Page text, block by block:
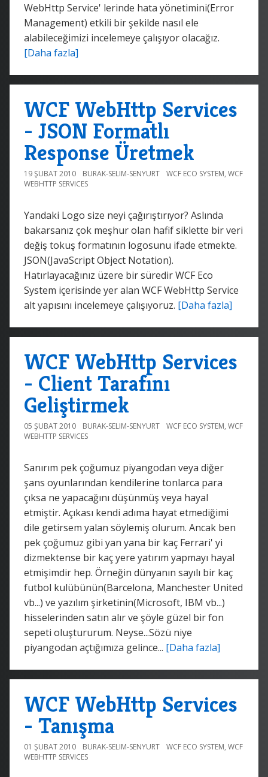
WebHttp Service' lerinde hata yönetimini(Error
Management) etkili bir şekilde nasıl ele
alabileceğimizi incelemeye çalışıyor olacağız.
[Daha fazla]
WCF WebHttp Services
- JSON Formatlı
Response Üretmek
19 ŞUBAT 2010 BURAK-SELIM-SENYURT WCF ECO SYSTEM, WCF
WEBHTTP SERVICES
Yandaki Logo size neyi çağırıştırıyor? Aslında
bakarsanız çok meşhur olan hafif siklette bir veri
değiş tokuş formatının logosunu ifade etmekte.
JSON(JavaScript Object Notation).
Hatırlayacağınız üzere bir süredir WCF Eco
System içerisinde yer alan WCF WebHttp Service
alt yapısını incelemeye çalışıyoruz. [Daha fazla]
WCF WebHttp Services
- Client Tarafını
Geliştirmek
05 ŞUBAT 2010 BURAK-SELIM-SENYURT WCF ECO SYSTEM, WCF
WEBHTTP SERVICES
Sanırım pek çoğumuz piyangodan veya diğer
şans oyunlarından kendilerine tonlarca para
çıksa ne yapacağını düşünmüş veya hayal
etmiştir. Açıkası kendi adıma hayat etmediğimi
dile getirsem yalan söylemiş olurum. Ancak ben
pek çoğumuz gibi yan yana bir kaç Ferrari' yi
dizmektense bir kaç yere yatırım yapmayı hayal
etmişimdir hep. Örneğin dünyanın sayılı bir kaç
futbol kulübünün(Barcelona, Manchester United
vb...) ve yazılım şirketinin(Microsoft, IBM vb...)
hisselerinden satın alır ve şöyle güzel bir fon
sepeti oluştururum. Neyse...Sözü niye
piyangodan açtığımıza gelince... [Daha fazla]
WCF WebHttp Services
- Tanışma
01 ŞUBAT 2010 BURAK-SELIM-SENYURT WCF ECO SYSTEM, WCF
WEBHTTP SERVICES